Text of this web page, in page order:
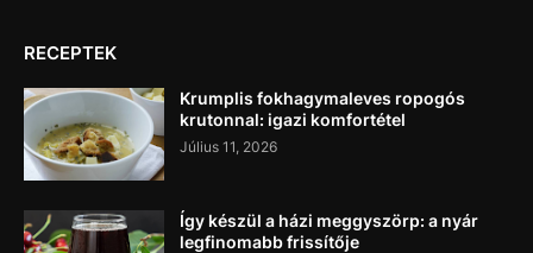
RECEPTEK
Krumplis fokhagymaleves ropogós
krutonnal: igazi komfortétel
Július 11, 2026
Így készül a házi meggyszörp: a nyár
legfinomabb frissítője